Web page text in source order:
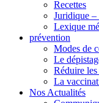
Recettes
Juridique –
Lexique
prévention
Modes de
Le
Réduire
La
Nos Actualités